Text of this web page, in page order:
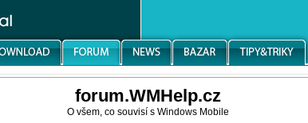
forum.WMHelp.cz
O všem, co souvisí s Windows Mobile